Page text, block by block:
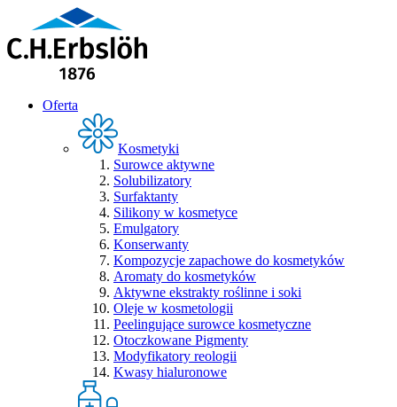
Oferta
Kosmetyki
Surowce aktywne
Solubilizatory
Surfaktanty
Silikony w kosmetyce
Emulgatory
Konserwanty
Kompozycje zapachowe do kosmetyków
Aromaty do kosmetyków
Aktywne ekstrakty roślinne i soki
Oleje w kosmetologii
Peelingujące surowce kosmetyczne
Otoczkowane Pigmenty
Modyfikatory reologii
Kwasy hialuronowe